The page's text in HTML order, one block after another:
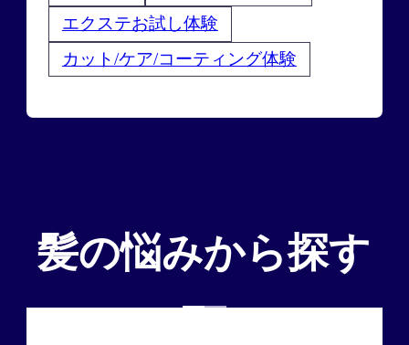
エクステお試し体験
カット/ケア/コーティング体験
髪の悩みから探す